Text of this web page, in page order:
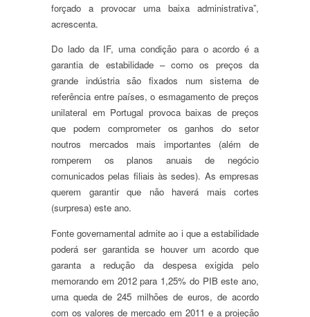
forçado a provocar uma baixa administrativa”,
acrescenta.
Do lado da IF, uma condição para o acordo é a
garantia de estabilidade – como os preços da
grande indústria são fixados num sistema de
referência entre países, o esmagamento de preços
unilateral em Portugal provoca baixas de preços
que podem comprometer os ganhos do setor
noutros mercados mais importantes (além de
romperem os planos anuais de negócio
comunicados pelas filiais às sedes). As empresas
querem garantir que não haverá mais cortes
(surpresa) este ano.
Fonte governamental admite ao i que a estabilidade
poderá ser garantida se houver um acordo que
garanta a redução da despesa exigida pelo
memorando em 2012 para 1,25% do PIB este ano,
uma queda de 245 milhões de euros, de acordo
com os valores de mercado em 2011 e a projeção